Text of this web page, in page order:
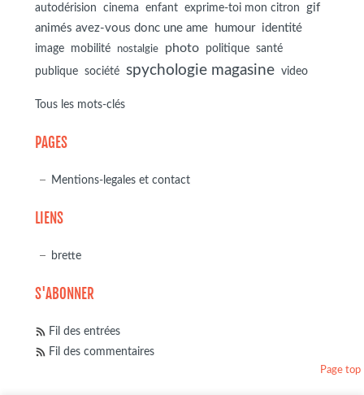
autodérision cinema enfant exprime-toi mon citron
gif
animés avez-vous donc une ame
humour identité
image mobilité nostalgie photo politique
santé
publique
société spychologie magasine video
Tous les mots-clés
PAGES
Mentions-legales et contact
LIENS
brette
S'ABONNER
Fil des entrées
Fil des commentaires
Page top